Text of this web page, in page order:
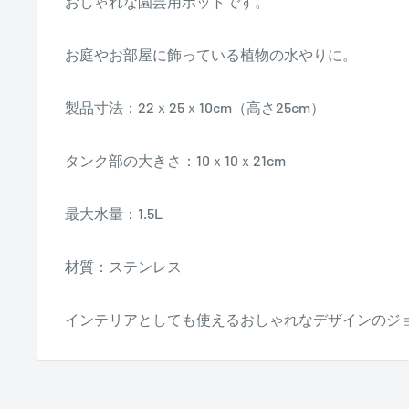
お庭やお部屋に飾っている植物の水やりに。
製品寸法：22ｘ25ｘ10cm（高さ25cm）
タンク部の大きさ：10ｘ10ｘ21cm
最大水量：1.5L
材質：ステンレス
インテリアとしても使えるおしゃれなデザインのジ